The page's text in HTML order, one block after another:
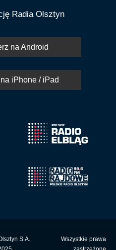
Radia Olsztyn
na Android
iPhone / iPad
S.A.
Wszystkie prawa